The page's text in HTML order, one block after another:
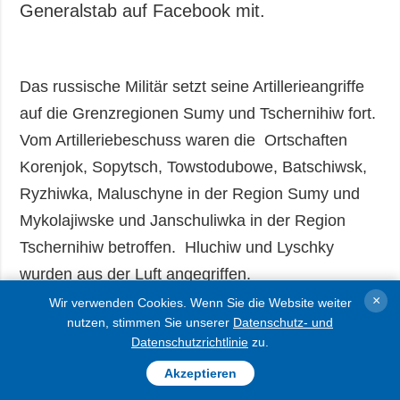
Generalstab auf Facebook mit.
Das russische Militär setzt seine Artillerieangriffe
auf die Grenzregionen Sumy und Tschernihiw fort.
Vom Artilleriebeschuss waren die Ortschaften
Korenjok, Sopytsch, Towstodubowe, Batschiwsk,
Ryzhiwka, Maluschyne in der Region Sumy und
Mykolajiwske und Janschuliwka in der Region
Tschernihiw betroffen. Hluchiw und Lyschky
wurden aus der Luft angegriffen.
Im Raum Piwnitschosloboschansk und Kursk kam
es zu vier Zusammenstößen zwischen den
ukrainischen und russischen Streitkräften. An
Wir verwenden Cookies. Wenn Sie die Website weiter
nutzen, stimmen Sie unserer Datenschutz- und
Datenschutzrichtlinie zu.
Akzeptieren
×